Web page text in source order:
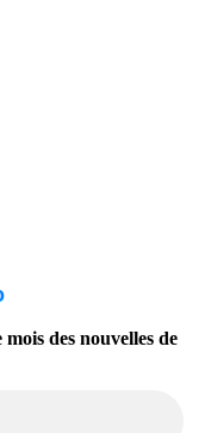
des nouvelles de